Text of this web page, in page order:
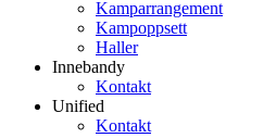
Kamparrangement
Kampoppsett
Haller
Innebandy
Kontakt
Unified
Kontakt